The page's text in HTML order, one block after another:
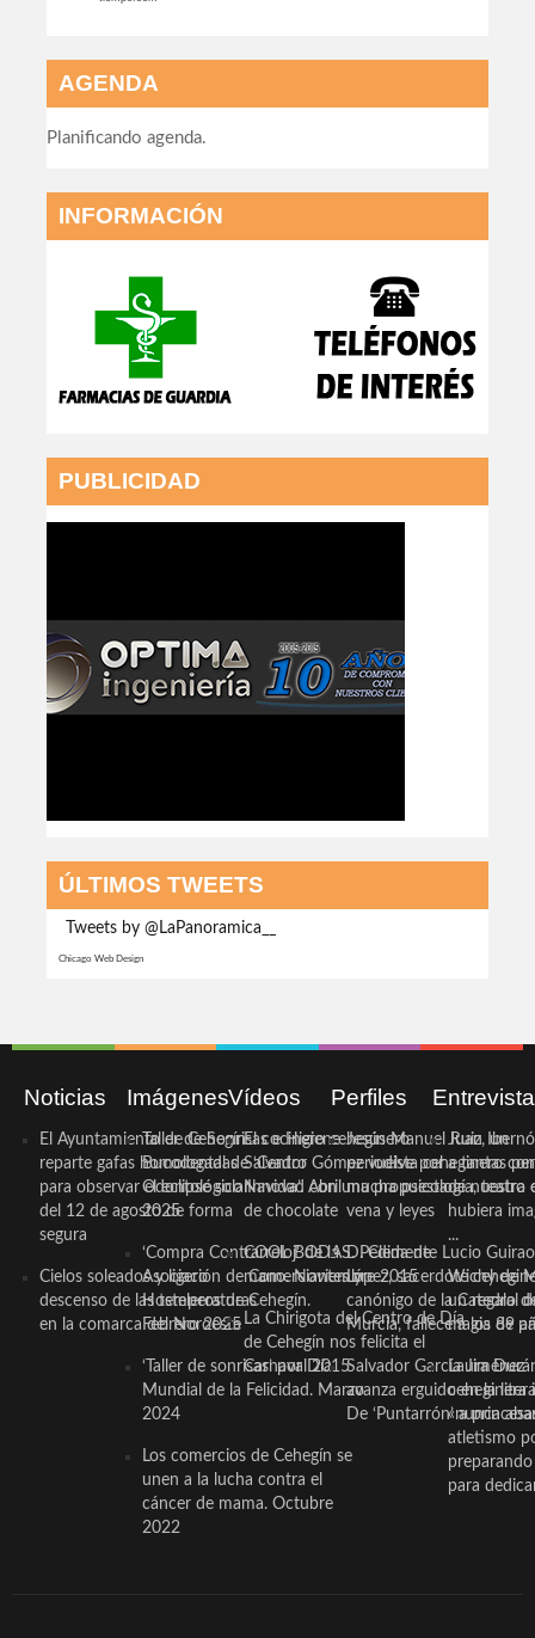
AGENDA
Planificando agenda.
INFORMACIÓN
PUBLICIDAD
ÚLTIMOS TWEETS
Tweets by @LaPanoramica__
Chicago Web Design
Noticias
El Ayuntamiento de Cehegín
reparte gafas homologadas
para observar el eclipse solar
del 12 de agosto de forma
segura
Cielos soleados y ligero
descenso de las temperaturas
en la comarca del Noroeste
Imágenes
Taller de Sonrisas e Higiene
Bucodental de ‘Centro
Odontológico Innova’. Abril
2025
‘Compra Contrarreloj’ de la
Asociación de Comerciantes y
Hosteleros de Cehegín.
Febrero 2025
‘Taller de sonrisas’ por Día
Mundial de la Felicidad. Marzo
2024
Los comercios de Cehegín se
unen a la lucha contra el
cáncer de mama. Octubre
2022
Vídeos
El cocinero ceheginero
Salvador Gómez vuelve por
Navidad con una propuesta
de chocolate
COOL BODAS. Pedida de
mano. Noviembre 2015
La Chirigota del Centro de Día
de Cehegín nos felicita el
Carnaval 2015
Perfiles
Jesús Manuel Ruiz, un
periodista ceheginero con
mucha psicología, teatro
vena y leyes
D. Clemente Lucio Guirao
López, sacerdote
canónigo de la Catedral
Murcia, fallece a los 89
Salvador García Jiménez
avanza erguido en la
De ‘Puntarrón’ a
Juan
a tantas
de nuestra
hubiera
...
Wichy de
un regalo
magia de
Laura
ceheginera
«nunca
atletismo
para